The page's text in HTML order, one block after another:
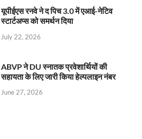
यूपीईएस रनवे ने द पिच 3.0 में एआई-नेटिव
स्टार्टअप्स को समर्थन दिया
July 22, 2026
ABVP ने DU स्नातक प्रवेशार्थियों की
सहायता के लिए जारी किया हेल्पलाइन नंबर
June 27, 2026